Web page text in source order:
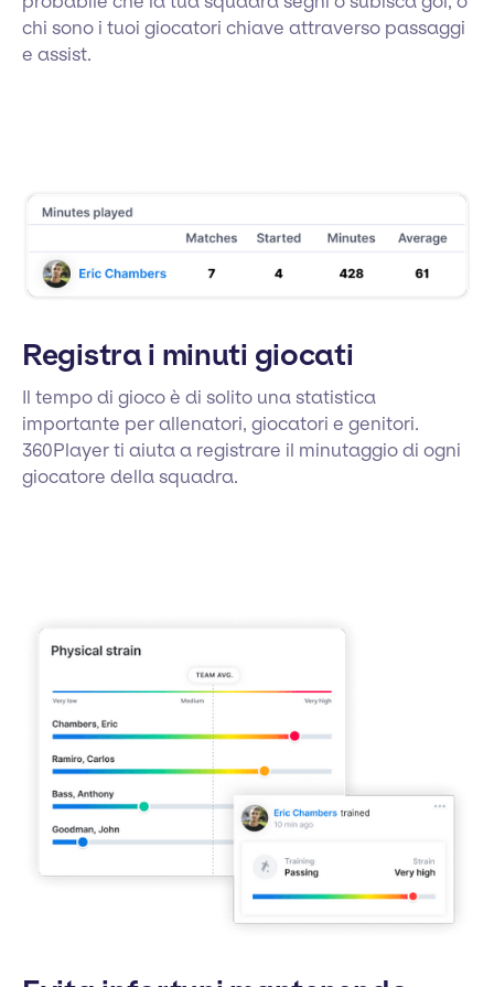
chi sono i tuoi giocatori chiave attraverso passaggi
e assist.
Registra i minuti giocati
Il tempo di gioco è di solito una statistica
importante per allenatori, giocatori e genitori.
360Player ti aiuta a registrare il minutaggio di ogni
giocatore della squadra.